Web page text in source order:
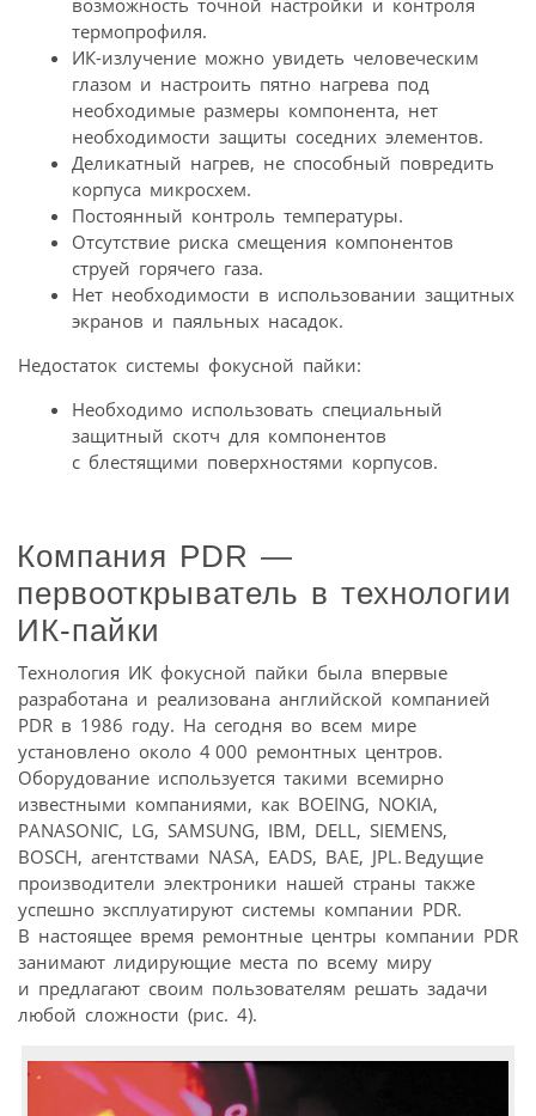
возможность точной настройки и контроля
термопрофиля.
ИК-излучение можно увидеть человеческим
глазом и настроить пятно нагрева под
необходимые размеры компонента, нет
необходимости защиты соседних элементов.
Деликатный нагрев, не способный повредить
корпуса микросхем.
Постоянный контроль температуры.
Отсутствие риска смещения компонентов
струей горячего газа.
Нет необходимости в использовании защитных
экранов и паяльных насадок.
Недостаток системы фокусной пайки:
Необходимо использовать специальный
защитный скотч для компонентов
с блестящими поверхностями корпусов.
Компания PDR —
первооткрыватель в технологии
ИК-пайки
Технология ИК фокусной пайки была впервые
разработана и реализована английской компанией
PDR в 1986 году. На сегодня во всем мире
установлено около 4 000 ремонтных центров.
Оборудование используется такими всемирно
известными компаниями, как BOEING, NOKIA,
PANASONIC, LG, SAMSUNG, IBM, DELL, SIEMENS,
BOSCH, агентствами NASA, EADS, BAE, JPL. Ведущие
производители электроники нашей страны также
успешно эксплуатируют системы компании PDR.
В настоящее время ремонтные центры компании PDR
занимают лидирующие места по всему миру
и предлагают своим пользователям решать задачи
любой сложности (рис. 4).